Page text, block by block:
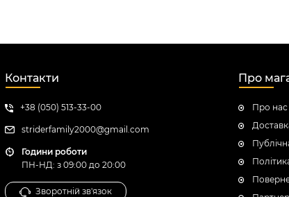
Контакти
+38 (050) 513-33-00
striderfamily2000@gmail.com
Години роботи
ПН-НД: з 09:00 до 20:00
Зворотній зв'язок
Про
Про нас